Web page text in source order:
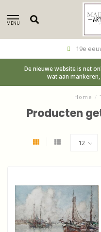
MENU
19e
De nieuwe website is net
wat aan
Home /
Producten